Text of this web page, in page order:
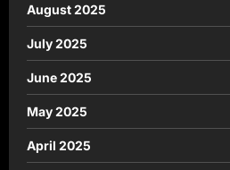
August 2025
July 2025
June 2025
May 2025
April 2025